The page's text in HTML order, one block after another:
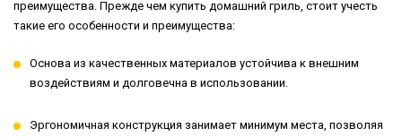
преимущества. Прежде чем купить домашний гриль, стоит учесть
такие его особенности и преимущества:
Основа из качественных материалов устойчива к внешним
воздействиям и долговечна в использовании.
Эргономичная конструкция занимает минимум места, позволяя